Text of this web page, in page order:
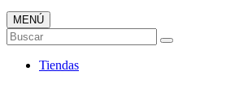
Artículos de Vigilancia
Envió 24/7!!!
MENÚ
Buscar
Tiendas